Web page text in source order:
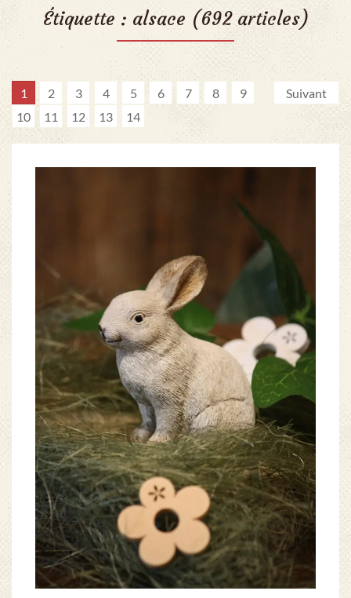
Étiquette : alsace (692 articles)
1 2 3 4 5 6 7 8
9
10
11 12 13 14
Suivant